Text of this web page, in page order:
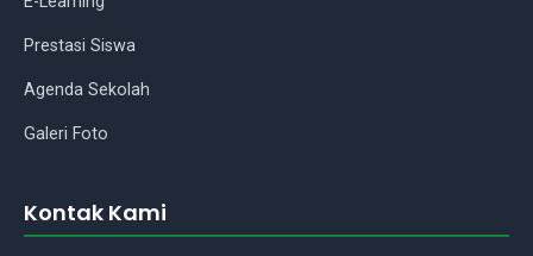
Prestasi Siswa
Agenda Sekolah
Galeri Foto
Kontak Kami
yang bisa saya bantu tentang